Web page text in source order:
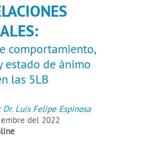
comportamiento,
estado de ánimo
las 5LB
Dr. Luis Felipe Espinosa
del 2022